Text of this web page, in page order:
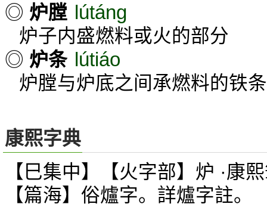
◎ 炉膛 lútáng
炉子内盛燃料或火的部分
◎ 炉条 lútiáo
炉膛与炉底之间承燃料的铁
康熙字典
【巳集中】【火字部】炉 ·康
【篇海】俗爐字。詳爐字註。